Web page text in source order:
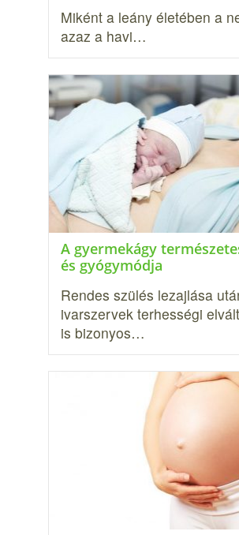
Miként a leány életében a
azaz a havi…
A gyermekágy
és gyógymódja
Rendes szülés lezajlása
ivarszervek terhességi
is bizonyos…